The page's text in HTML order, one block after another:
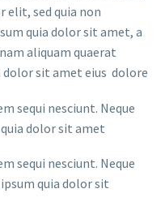
elit, sed quia non
quia dolor sit amet, a
aliquam quaerat
sit amet eius dolore
sequi nesciunt. Neque
dolor sit amet
sequi nesciunt. Neque
quia dolor sit